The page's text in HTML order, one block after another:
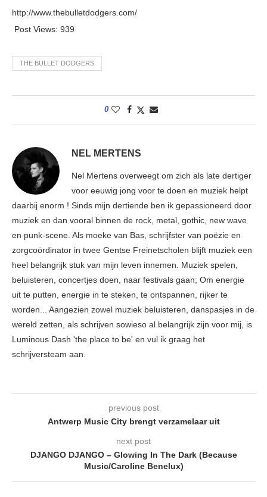
http://www.thebulletdodgers.com/
Post Views: 939
THE BULLET DODGERS
0
NEL MERTENS
Nel Mertens overweegt om zich als late dertiger
voor eeuwig jong voor te doen en muziek helpt
daarbij enorm ! Sinds mijn dertiende ben ik gepassioneerd door
muziek en dan vooral binnen de rock, metal, gothic, new wave
en punk-scene. Als moeke van Bas, schrijfster van poëzie en
zorgcoördinator in twee Gentse Freinetscholen blijft muziek een
heel belangrijk stuk van mijn leven innemen. Muziek spelen,
beluisteren, concertjes doen, naar festivals gaan; Om energie
uit te putten, energie in te steken, te ontspannen, rijker te
worden... Aangezien zowel muziek beluisteren, danspasjes in de
wereld zetten, als schrijven sowieso al belangrijk zijn voor mij, is
Luminous Dash 'the place to be' en vul ik graag het
schrijversteam aan.
previous post
Antwerp Music City brengt verzamelaar uit
next post
DJANGO DJANGO – Glowing In The Dark (Because
Music/Caroline Benelux)